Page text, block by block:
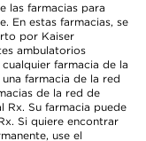
las farmacias para
En estas farmacias, se
por Kaiser
ambulatorios
farmacia de la
farmacia de la red
de la red de
Rx. Su farmacia puede
Si quiere encontrar
use el